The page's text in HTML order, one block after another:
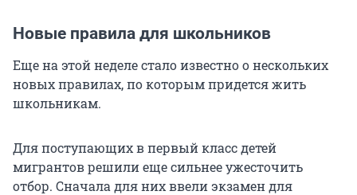
Новые правила для школьников
Еще на этой неделе стало известно о нескольких
новых правилах, по которым придется жить
школьникам.
Для поступающих в первый класс детей
мигрантов решили еще сильнее ужесточить
отбор. Сначала для них ввели экзамен для